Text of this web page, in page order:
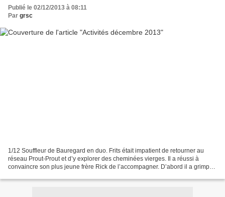
Publié le 02/12/2013 à 08:11
Par grsc
1/12 Souffleur de Bauregard en duo. Frits était impatient de retourner au
réseau Prout-Prout et d’y explorer des cheminées vierges. Il a réussi à
convaincre son plus jeune frère Rick de l’accompagner. D’abord il a grimpé